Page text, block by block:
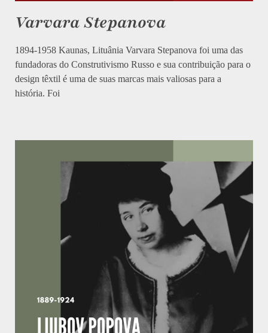
Varvara Stepanova
1894-1958 Kaunas, Lituânia Varvara Stepanova foi uma das
fundadoras do Construtivismo Russo e sua contribuição para o
design têxtil é uma de suas marcas mais valiosas para a
história. Foi